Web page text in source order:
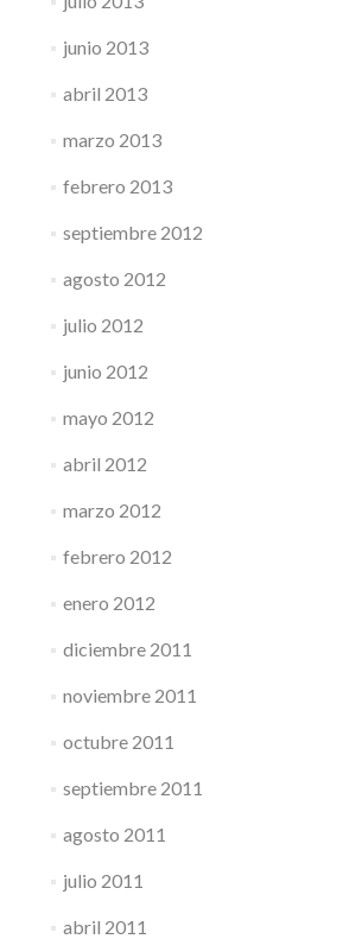
junio 2013
abril 2013
marzo 2013
febrero 2013
septiembre 2012
agosto 2012
julio 2012
junio 2012
mayo 2012
abril 2012
marzo 2012
febrero 2012
enero 2012
diciembre 2011
noviembre 2011
octubre 2011
septiembre 2011
agosto 2011
julio 2011
abril 2011